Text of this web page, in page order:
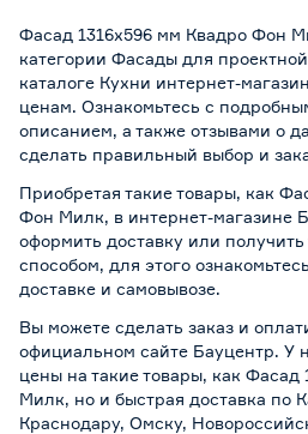
Фасад 1316х596 мм Квадро Фон
категории Фасады для
каталоге Кухни интернет-
ценам. Ознакомьтесь с
описанием, а также отзывами о
сделать правильный выбор и
Приобретая такие товары, как
Фон Милк, в интернет-магазине
оформить доставку или
способом, для этого
доставке и самовывозе.
Вы можете сделать заказ и
официальном сайте Бауцентр. У
цены на такие товары, как
Милк, но и быстрая доставка по
Краснодару, Омску,